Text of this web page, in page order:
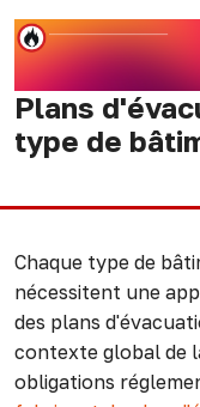
Plans
type de
Chaque type de
nécessitent une
des plans
contexte global de
obligations